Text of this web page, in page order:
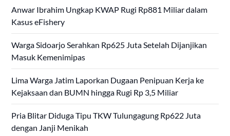
Anwar Ibrahim Ungkap KWAP Rugi Rp881 Miliar dalam
Kasus eFishery
Warga Sidoarjo Serahkan Rp625 Juta Setelah Dijanjikan
Masuk Kemenimipas
Lima Warga Jatim Laporkan Dugaan Penipuan Kerja ke
Kejaksaan dan BUMN hingga Rugi Rp 3,5 Miliar
Pria Blitar Diduga Tipu TKW Tulungagung Rp622 Juta
dengan Janji Menikah